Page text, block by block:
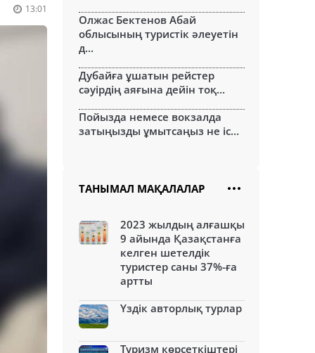
13:01
Олжас Бектенов Абай
облысының туристік әлеуетін
д...
Дубайға ұшатын рейстер
сәуірдің аяғына дейін тоқ...
Пойызда немесе вокзалда
затыңызды ұмытсаңыз не іс...
ТАНЫМАЛ МАҚАЛАЛАР
2023 жылдың алғашқы
9 айында Қазақстанға
келген шетелдік
туристер саны 37%-ға
артты
Үздік авторлық турлар
Туризм көрсеткіштері